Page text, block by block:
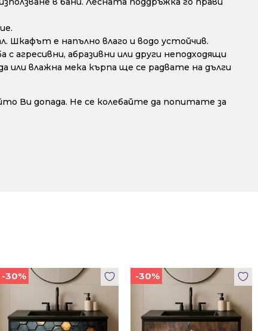
Шкафът е напълно влаго и водо устойчив.
агресивни, абразивни или други неподходящи
влажна мека кърпа ще се радвате на дълги
Ви допада. Не се колебайте да попитате за
-30% -30%